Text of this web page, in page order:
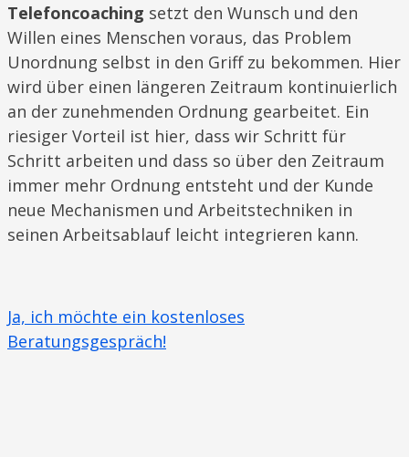
Telefoncoaching setzt den Wunsch und den
Willen eines Menschen voraus, das Problem
Unordnung selbst in den Griff zu bekommen. Hier
wird über einen längeren Zeitraum kontinuierlich
an der zunehmenden Ordnung gearbeitet. Ein
riesiger Vorteil ist hier, dass wir Schritt für
Schritt arbeiten und dass so über den Zeitraum
immer mehr Ordnung entsteht und der Kunde
neue Mechanismen und Arbeitstechniken in
seinen Arbeitsablauf leicht integrieren kann.
Ja, ich möchte ein kostenloses
Beratungsgespräch!